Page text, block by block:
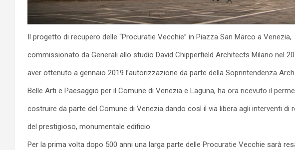
Il progetto di recupero delle “Procuratie Vecchie” in Piazza San Marco a Venezia,
commissionato da Generali allo studio David Chipperfield Architects Milano nel
aver ottenuto a gennaio 2019 l’autorizzazione da parte della Soprintendenza
Belle Arti e Paesaggio per il Comune di Venezia e Laguna, ha ora ricevuto il
costruire da parte del Comune di Venezia dando così il via libera agli interventi di
del prestigioso, monumentale edificio.
Per la prima volta dopo 500 anni una larga parte delle Procuratie Vecchie sarà